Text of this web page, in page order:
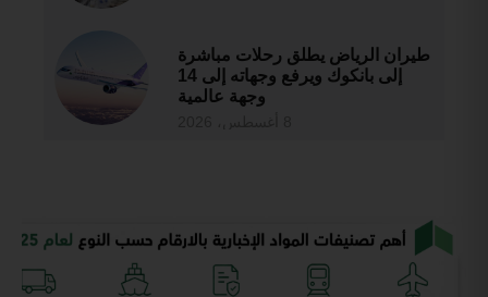
طيران الرياض يطلق رحلات مباشرة
إلى بانكوك ويرفع وجهاته إلى 14
وجهة عالمية